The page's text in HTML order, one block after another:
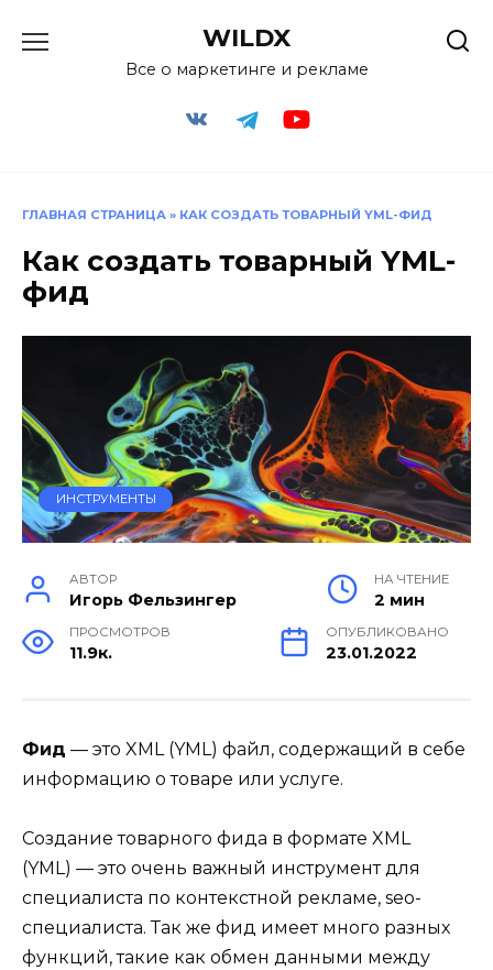
WILDX
Все о маркетинге и рекламе
ГЛАВНАЯ СТРАНИЦА » КАК СОЗДАТЬ ТОВАРНЫЙ YML-ФИД
Как создать товарный YML-
фид
ИНСТРУМЕНТЫ
АВТОР
Игорь Фельзингер
НА ЧТЕНИЕ
2 мин
ПРОСМОТРОВ
11.9к.
ОПУБЛИКОВАНО
23.01.2022
Фид — это XML (YML) файл, содержащий в себе
информацию о товаре или услуге.
Создание товарного фида в формате XML
(YML) — это очень важный инструмент для
специалиста по контекстной рекламе, seo-
специалиста. Так же фид имеет много разных
функций, такие как обмен данными между